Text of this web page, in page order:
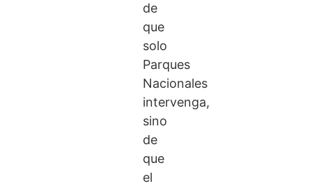
de
que
solo
Parques
Nacionales
intervenga,
sino
de
que
el